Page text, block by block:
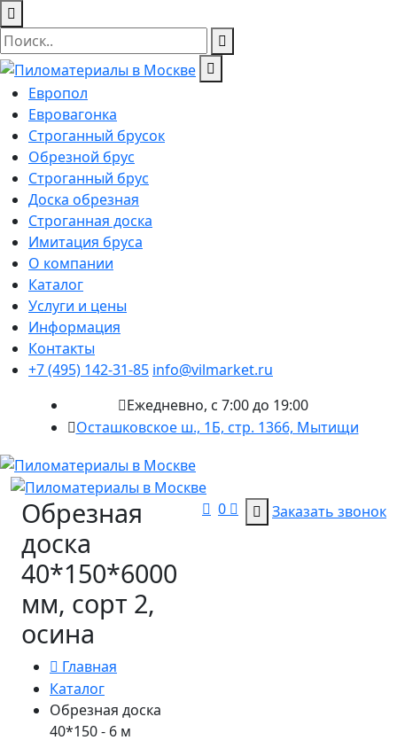
Европол
Евровагонка
Строганный брусок
Обрезной брус
Строганный брус
Доска обрезная
Строганная доска
Имитация бруса
О компании
Каталог
Услуги и цены
Информация
Контакты
+7 (495) 142-31-85 info@vilmarket.ru
Ежедневно, с 7:00 до 19:00
Осташковское ш., 1Б, стр. 1366, Мытищи
0 Заказать звонок
Обрезная
доска
40*150*6000
мм, сорт 2,
осина
Главная
Каталог
Обрезная доска
40*150 - 6 м